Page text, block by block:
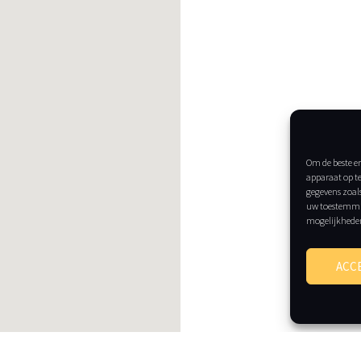
Om de beste
apparaat op
gegevens
uw